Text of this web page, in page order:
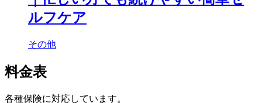
ルフケア
その他
料金表
各種保険に対応しています。